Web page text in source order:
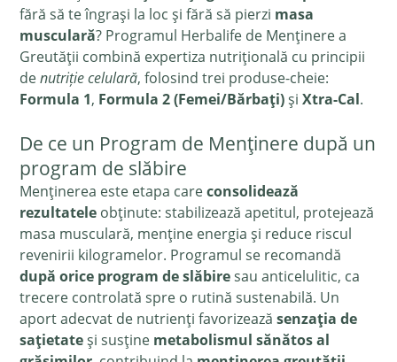
fără să te îngrași la loc și fără să pierzi masa
musculară? Programul Herbalife de Menținere a
Greutății combină expertiza nutrițională cu principii
denutriție celulară, folosind trei produse-cheie:
Formula 1, Formula 2 (Femei/Bărbați)șiXtra-Cal.
De ce un Program de Menținere după un
program de slăbire
Menținerea este etapa careconsolidează
rezultatele obținute: stabilizează apetitul, protejează
masa musculară, menține energia și reduce riscul
revenirii kilogramelor. Programul se recomandă
după orice program de slăbiresau anticelulitic, ca
trecere controlată spre o rutină sustenabilă. Un
aport adecvat de nutrienți favorizeazăsenzația de
sațietateși susține metabolismul sănătos al